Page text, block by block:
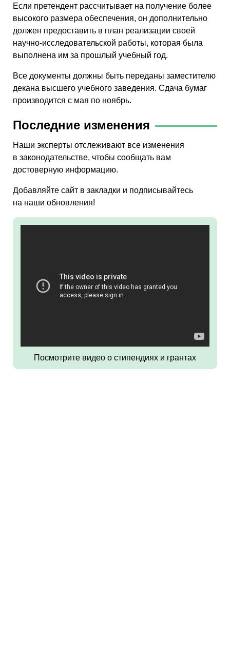
Если претендент рассчитывает на получение более
высокого размера обеспечения, он дополнительно
должен предоставить в план реализации своей
научно-исследовательской работы, которая была
выполнена им за прошлый учебный год.
Все документы должны быть переданы заместителю
декана высшего учебного заведения. Сдача бумаг
производится с мая по ноябрь.
Последние изменения
Наши эксперты отслеживают все изменения
в законодательстве, чтобы сообщать вам
достоверную информацию.
Добавляйте сайт в закладки и подписывайтесь
на наши обновления!
Посмотрите видео о стипендиях и грантах